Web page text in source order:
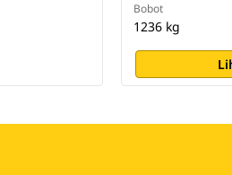
Bobot
1236 kg